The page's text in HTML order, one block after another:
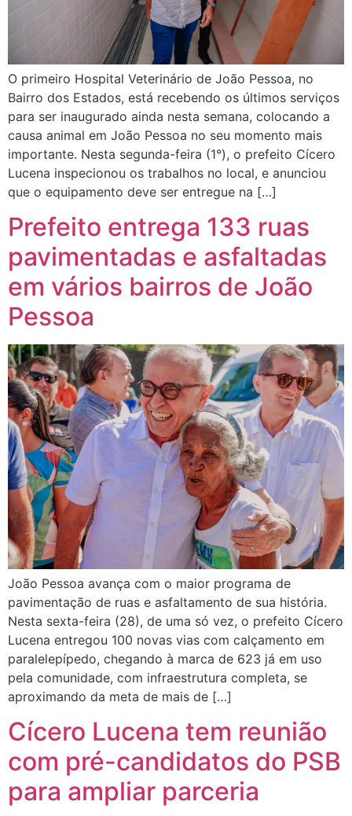
O primeiro Hospital Veterinário de João Pessoa, no
Bairro dos Estados, está recebendo os últimos serviços
para ser inaugurado ainda nesta semana, colocando a
causa animal em João Pessoa no seu momento mais
importante. Nesta segunda-feira (1°), o prefeito Cícero
Lucena inspecionou os trabalhos no local, e anunciou
que o equipamento deve ser entregue na […]
Prefeito entrega 133 ruas
pavimentadas e asfaltadas
em vários bairros de João
Pessoa
João Pessoa avança com o maior programa de
pavimentação de ruas e asfaltamento de sua história.
Nesta sexta-feira (28), de uma só vez, o prefeito Cícero
Lucena entregou 100 novas vias com calçamento em
paralelepípedo, chegando à marca de 623 já em uso
pela comunidade, com infraestrutura completa, se
aproximando da meta de mais de […]
Cícero Lucena tem reunião
com pré-candidatos do PSB
para ampliar parceria